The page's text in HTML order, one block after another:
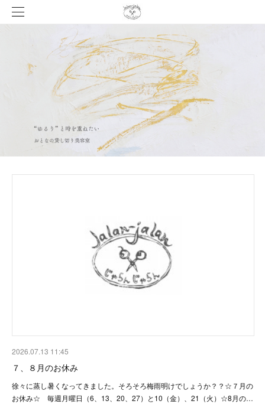
2026.07.13 11:45
７、８月のお休み
徐々に蒸し暑くなってきました。そろそろ梅雨明けでしょうか？？☆７月の
お休み☆ 毎週月曜日（6、13、20、27）と10（金）、21（火）☆8月の…